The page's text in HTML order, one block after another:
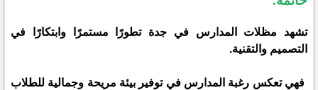
تشهد مظلات المدارس في جدة تطورًا مستمرًا وابتكارًا في
التصميم والتقنية.
فهي تعكس رغبة المدارس في توفير بيئة مريحة وجمالية للطلاب